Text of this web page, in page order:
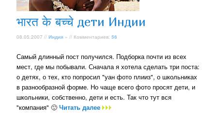
भारत के बच्चे дети Индии
08.05.2007 //Индия » // Комментариев:56
Самый длинный пост получился. Подборка почти из всех
мест, где мы побывали. Сначала я хотела сделать три поста:
о детях, о тех, кто попросил "уан фото плииз", о школьниках
в разнообразной форме. Но чаще всего фото просят дети, и
школьники, собственно, дети и есть. Так что тут вся
"компания" 🙂Читать далее